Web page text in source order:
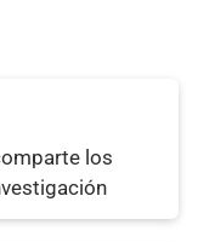
los